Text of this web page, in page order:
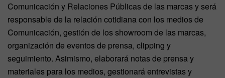
Comunicación y Relaciones Públicas de las marcas y será
responsable de la relación cotidiana con los medios de
Comunicación, gestión de los showroom de las marcas,
organización de eventos de prensa, clipping y
seguimiento. Asimismo, elaborará notas de prensa y
materiales para los medios, gestionará entrevistas y